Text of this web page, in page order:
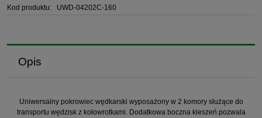
Kod produktu: UWD-04202C-160
Opis
Uniwersalny pokrowiec wędkarski wyposażony w 2 komory służące do
transportu wędzisk z kołowrotkami. Dodatkowa boczna kieszeń pozwala